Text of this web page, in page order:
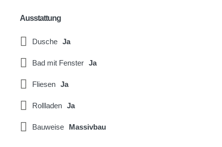
Ausstattung
Dusche Ja
Bad mit Fenster Ja
Fliesen Ja
Rollladen Ja
Bauweise Massivbau